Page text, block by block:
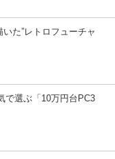
た”レトロフューチャ
で選ぶ「10万円台PC3